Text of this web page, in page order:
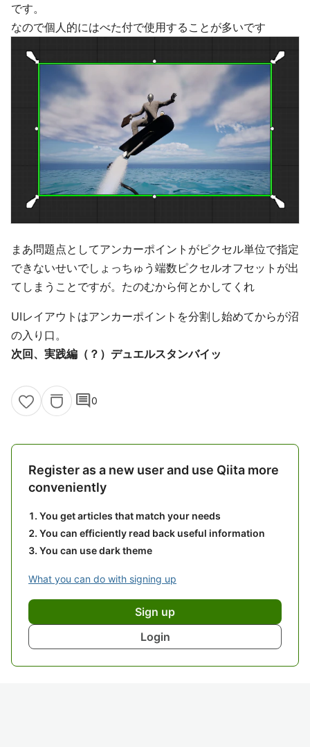
です。
なので個人的にはべた付で使用することが多いです
まあ問題点としてアンカーポイントがピクセル単位で指定
できないせいでしょっちゅう端数ピクセルオフセットが出
てしまうことですが。たのむから何とかしてくれ
UIレイアウトはアンカーポイントを分割し始めてからが沼
の入り口。
次回、実践編（？）デュエルスタンバイッ
comment0
Register as a new user and use Qiita more
conveniently
You get articles that match your needs
You can efficiently read back useful information
You can use dark theme
What you can do with signing up
Sign up
Login